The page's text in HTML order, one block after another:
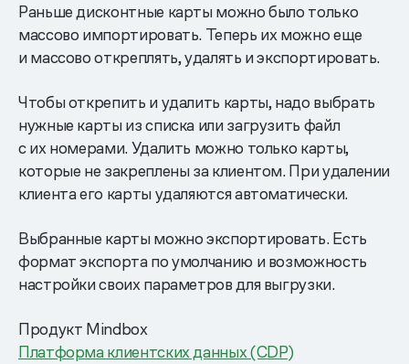
Раньше дисконтные карты можно было только
массово импортировать. Теперь их можно еще
и массово откреплять, удалять и экспортировать.
Чтобы открепить и удалить карты, надо выбрать
нужные карты из списка или загрузить файл
с их номерами. Удалить можно только карты,
которые не закреплены за клиентом. При удалении
клиента его карты удаляются автоматически.
Выбранные карты можно экспортировать. Есть
формат экспорта по умолчанию и возможность
настройки своих параметров для выгрузки.
Продукт Mindbox
Платформа клиентских данных (CDP)